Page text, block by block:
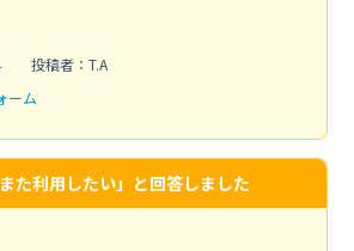
投稿者：T.A
ーム
また利用したい」と回答しました